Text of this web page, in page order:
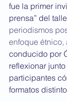
fue la primer
prensa” del
periodismos
enfoque étnico,
conducido por
reflexionar
participantes
formatos